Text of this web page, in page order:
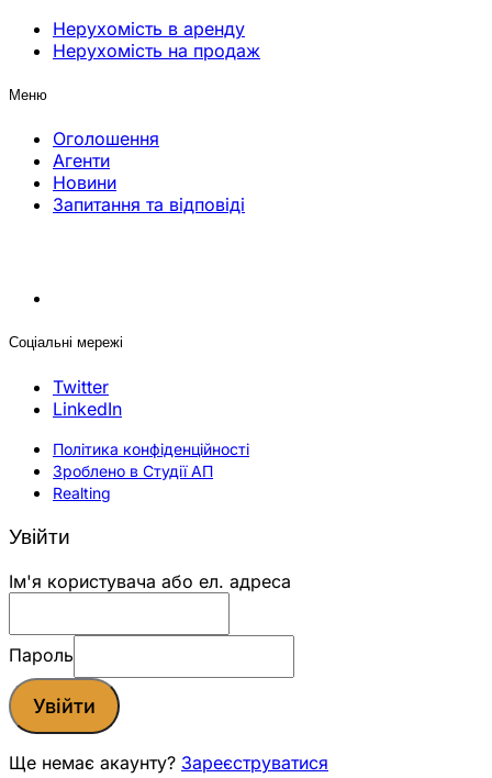
Нерухомість в аренду
Нерухомість на продаж
Меню
Оголошення
Агенти
Новини
Запитання та відповіді
Соціальні мережі
Twitter
LinkedIn
Політика конфіденційності
Зроблено в Студії АП
Realting
Увійти
Ім'я користувача або ел. адреса
Пароль
Увійти
Ще немає акаунту? Зареєструватися